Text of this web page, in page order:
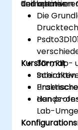
der kreativen
und
Teilnehmer:
Die
3D-, Flip-
Schichten
den
Kursformat
Hands-
Lab-